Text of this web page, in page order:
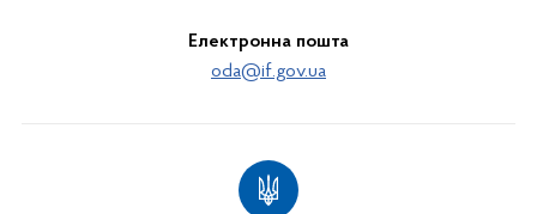
Електронна пошта
oda@if.gov.ua